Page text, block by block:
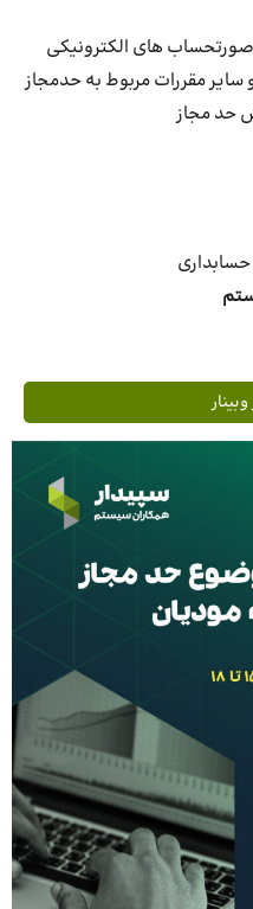
صورتحساب های الکترونیکی
سایر مقررات مربوط به حدمجاز
حد مجاز